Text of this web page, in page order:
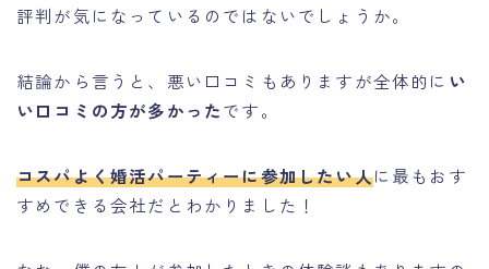
評判が気になっているのではないでしょうか。
結論から言うと、悪い口コミもありますが全体的に い
い口コミの方が多かったです。
コスパよく婚活パーティーに参加したい人に最もおす
すめできる会社だとわかりました！